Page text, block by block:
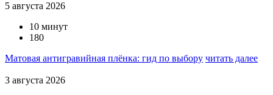
5 августа 2026
10 минут
180
Матовая антигравийная плёнка: гид по выбору читать далее
3 августа 2026